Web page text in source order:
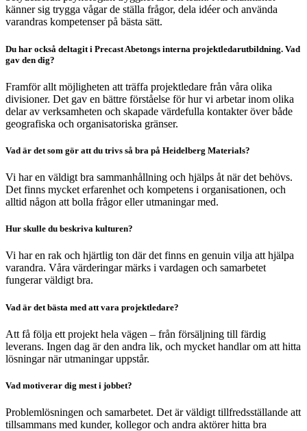
känner sig trygga vågar de ställa frågor, dela idéer och använda
varandras kompetenser på bästa sätt.
Du har också deltagit i Precast Abetongs interna projektledarutbildning. Vad
gav den dig?
Framför allt möjligheten att träffa projektledare från våra olika
divisioner. Det gav en bättre förståelse för hur vi arbetar inom olika
delar av verksamheten och skapade värdefulla kontakter över både
geografiska och organisatoriska gränser.
Vad är det som gör att du trivs så bra på Heidelberg Materials?
Vi har en väldigt bra sammanhållning och hjälps åt när det behövs.
Det finns mycket erfarenhet och kompetens i organisationen, och
alltid någon att bolla frågor eller utmaningar med.
Hur skulle du beskriva kulturen?
Vi har en rak och hjärtlig ton där det finns en genuin vilja att hjälpa
varandra. Våra värderingar märks i vardagen och samarbetet
fungerar väldigt bra.
Vad är det bästa med att vara projektledare?
Att få följa ett projekt hela vägen – från försäljning till färdig
leverans. Ingen dag är den andra lik, och mycket handlar om att hitta
lösningar när utmaningar uppstår.
Vad motiverar dig mest i jobbet?
Problemlösningen och samarbetet. Det är väldigt tillfredsställande att
tillsammans med kunder, kollegor och andra aktörer hitta bra